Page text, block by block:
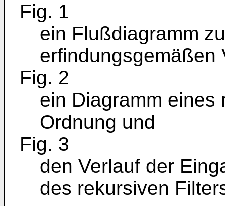
Fig. 1
ein Flußdiagramm
erfindungsgemäßen
Fig. 2
ein Diagramm eines
Ordnung und
Fig. 3
den Verlauf der
des rekursiven